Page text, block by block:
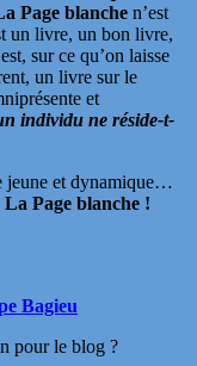
Page blanche n’est
un livre, un bon livre,
sur ce qu’on laisse
un livre sur le
et
individu ne réside-t-
jeune et dynamique…
La Page blanche !
Bagieu
pour le blog ?